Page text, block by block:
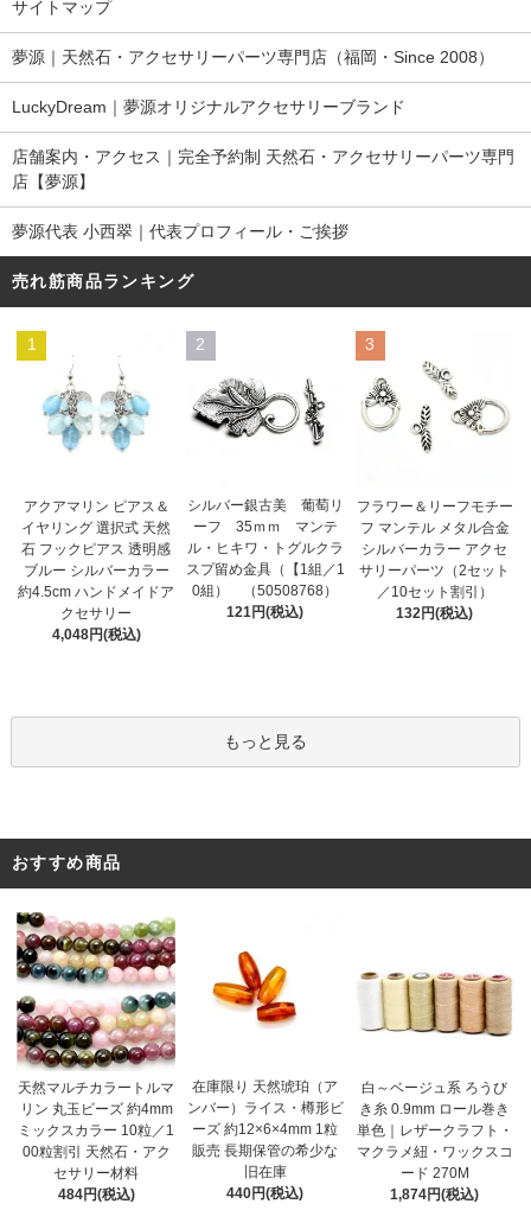
サイトマップ
夢源｜天然石・アクセサリーパーツ専門店（福岡・Since 2008）
LuckyDream｜夢源オリジナルアクセサリーブランド
店舗案内・アクセス｜完全予約制 天然石・アクセサリーパーツ専門
店【夢源】
夢源代表 小西翠｜代表プロフィール・ご挨拶
売れ筋商品ランキング
1
アクアマリン ピアス＆
イヤリング 選択式 天然
石 フックピアス 透明感
ブルー シルバーカラー
約4.5cm ハンドメイドア
クセサリー
4,048円(税込)
2
シルバー銀古美 葡萄リ
ーフ 35ｍｍ マンテ
ル・ヒキワ・トグルクラ
スプ留め金具（【1組／1
0組） （50508768）
121円(税込)
3
フラワー＆リーフモチー
フ マンテル メタル合金
シルバーカラー アクセ
サリーパーツ（2セット
／10セット割引）
132円(税込)
もっと見る
おすすめ商品
天然マルチカラートルマ
リン 丸玉ビーズ 約4mm
ミックスカラー 10粒／1
00粒割引 天然石・アク
セサリー材料
484円(税込)
在庫限り 天然琥珀（ア
ンバー）ライス・樽形ビ
ーズ 約12×6×4mm 1粒
販売 長期保管の希少な
旧在庫
440円(税込)
白～ベージュ系 ろうび
き糸 0.9mm ロール巻き
単色｜レザークラフト・
マクラメ紐・ワックスコ
ード 270M
1,874円(税込)